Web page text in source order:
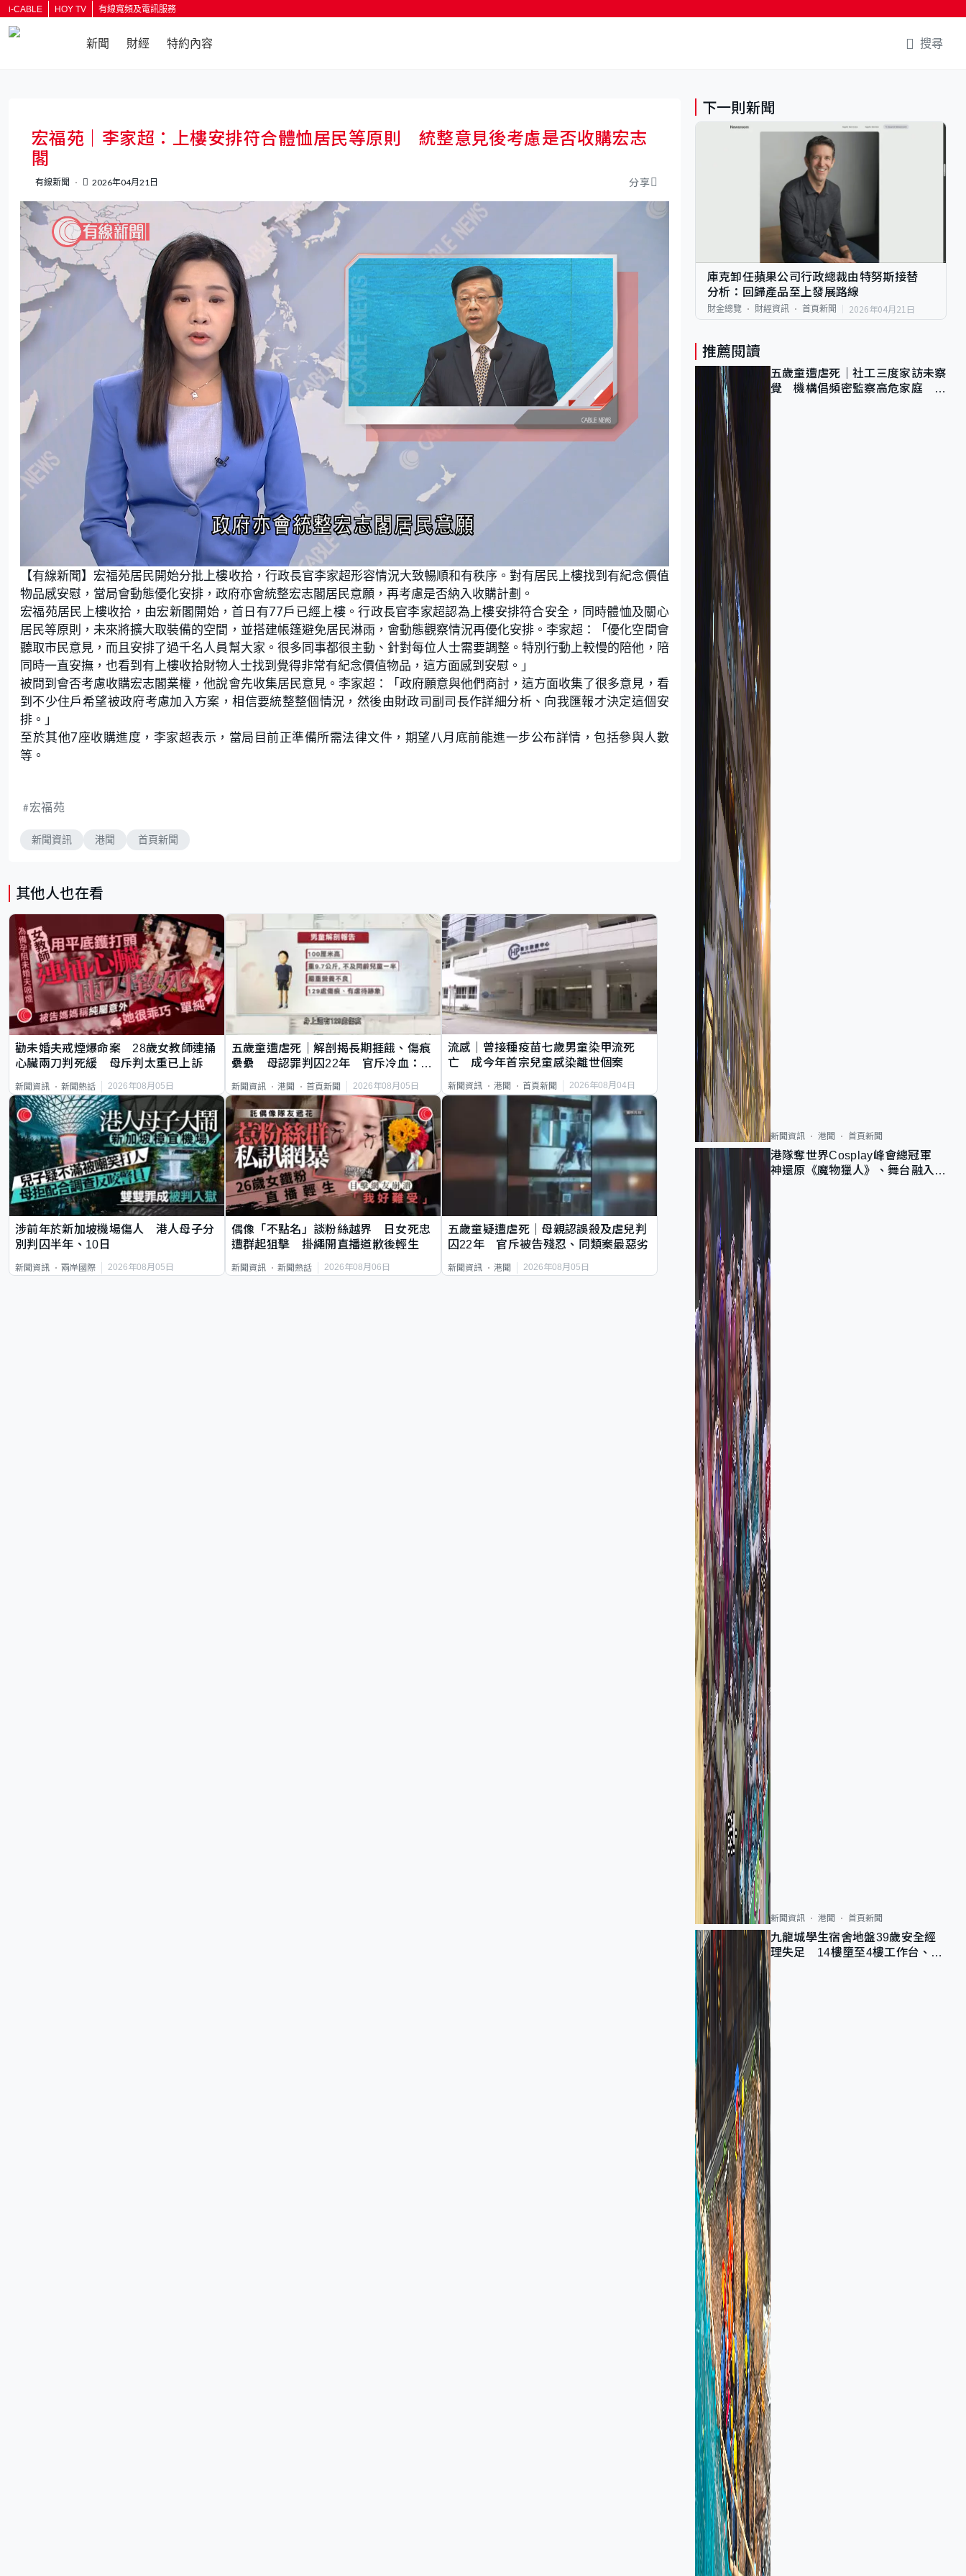
i-CABLE HOY TV 有線寬頻及電訊服務
新聞 財經 特約內容 搜尋
宏福苑｜李家超：上樓安排符合體恤居民等原則 統整意見後考慮是否收購宏志
閣
有線新聞 2026年04月21日 分享
n
m
u
t
e
o
a
d
e
d
:
1
5
.
7
9
%
【有線新聞】宏福苑居民開始分批上樓收拾，行政長官李家超形容情況大致暢順和有秩序。對有居民上樓找到有紀念價值
物品感安慰，當局會動態優化安排，政府亦會統整宏志閣居民意願，再考慮是否納入收購計劃。
宏福苑居民上樓收拾，由宏新閣開始，首日有77戶已經上樓。行政長官李家超認為上樓安排符合安全，同時體恤及關心
居民等原則，未來將擴大取裝備的空間，並搭建帳篷避免居民淋雨，會動態觀察情況再優化安排。李家超：「優化空間會
聽取市民意見，而且安排了過千名人員幫大家。很多同事都很主動、針對每位人士需要調整。特別行動上較慢的陪他，陪
同時一直安撫，也看到有上樓收拾財物人士找到覺得非常有紀念價值物品，這方面感到安慰。」
被問到會否考慮收購宏志閣業權，他說會先收集居民意見。李家超：「政府願意與他們商討，這方面收集了很多意見，看
到不少住戶希望被政府考慮加入方案，相信要統整整個情況，然後由財政司副司長作詳細分析、向我匯報才決定這個安
排。」
至於其他7座收購進度，李家超表示，當局目前正準備所需法律文件，期望八月底前能進一步公布詳情，包括參與人數
等。
宏福苑
新聞資訊 港聞 首頁新聞
其他人也在看
勸未婚夫戒煙爆命案 28歲女教師連捅
心臟兩刀判死緩 母斥判太重已上訴
新聞資訊 新聞熱話 2026年08月05日
五歲童遭虐死｜解剖揭長期捱餓、傷痕
纍纍 母認罪判囚22年 官斥冷血：同
新聞資訊 港聞 首頁新聞 2026年08月05日
流感｜曾接種疫苗七歲男童染甲流死
亡 成今年首宗兒童感染離世個案
新聞資訊 港聞 首頁新聞 2026年08月04日
涉前年於新加坡機場傷人 港人母子分
別判囚半年、10日
新聞資訊 兩岸國際 2026年08月05日
偶像「不點名」談粉絲越界 日女死忠
遭群起狙擊 掛繩開直播道歉後輕生
新聞資訊 新聞熱話 2026年08月06日
五歲童疑遭虐死｜母親認誤殺及虐兒判
囚22年 官斥被告殘忍、同類案最惡劣
新聞資訊 港聞 2026年08月05日
下一則新聞
庫克卸任蘋果公司行政總裁由特努斯接替
分析：回歸產品至上發展路線
財金總覽 財經資訊 首頁新聞 2026年04月21日
推薦閱讀
五歲童遭虐死｜社工三度家訪未察
覺 機構倡頻密監察高危家庭 管
新聞資訊 港聞 首頁新聞
港隊奪世界Cosplay峰會總冠軍
神還原《魔物獵人》、舞台融入獅
新聞資訊 港聞 首頁新聞
九龍城學生宿舍地盤39歲安全經
理失足 14樓墮至4樓工作台、送